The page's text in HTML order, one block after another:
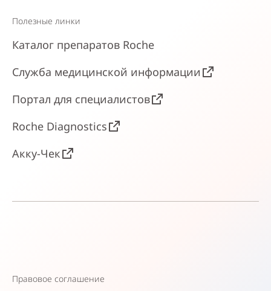
Полезные линки
Каталог препаратов Roche
Служба медицинской информации
Портал для специалистов
Roche Diagnostics
Акку-Чек
Правовое соглашение